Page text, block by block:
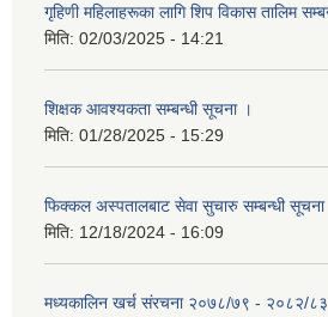
गृहिणी महिलाहरूका लागि शिप विकास तालिम
मिति: 02/03/2025 - 14:21
शिक्षक आवश्यकता सम्बन्धी सूचना ।
मिति: 01/28/2025 - 15:29
फिक्कल अस्पतालबाट सेवा सुचारु सम्बन्धी सूचना
मिति: 12/18/2024 - 16:09
मध्यकालिन खर्च संरचना २०७८/७९ - २०८२/८३